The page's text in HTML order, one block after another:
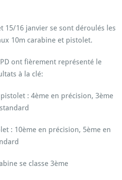
15/16 janvier se sont déroulés les
10m carabine et pistolet.
ont fièrement représenté le
à la clé:
: 4ème en précision, 3ème
: 10ème en précision, 5ème en
se classe 3ème